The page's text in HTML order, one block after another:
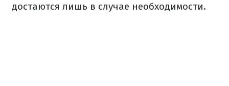
достаются лишь в случае необходимости.